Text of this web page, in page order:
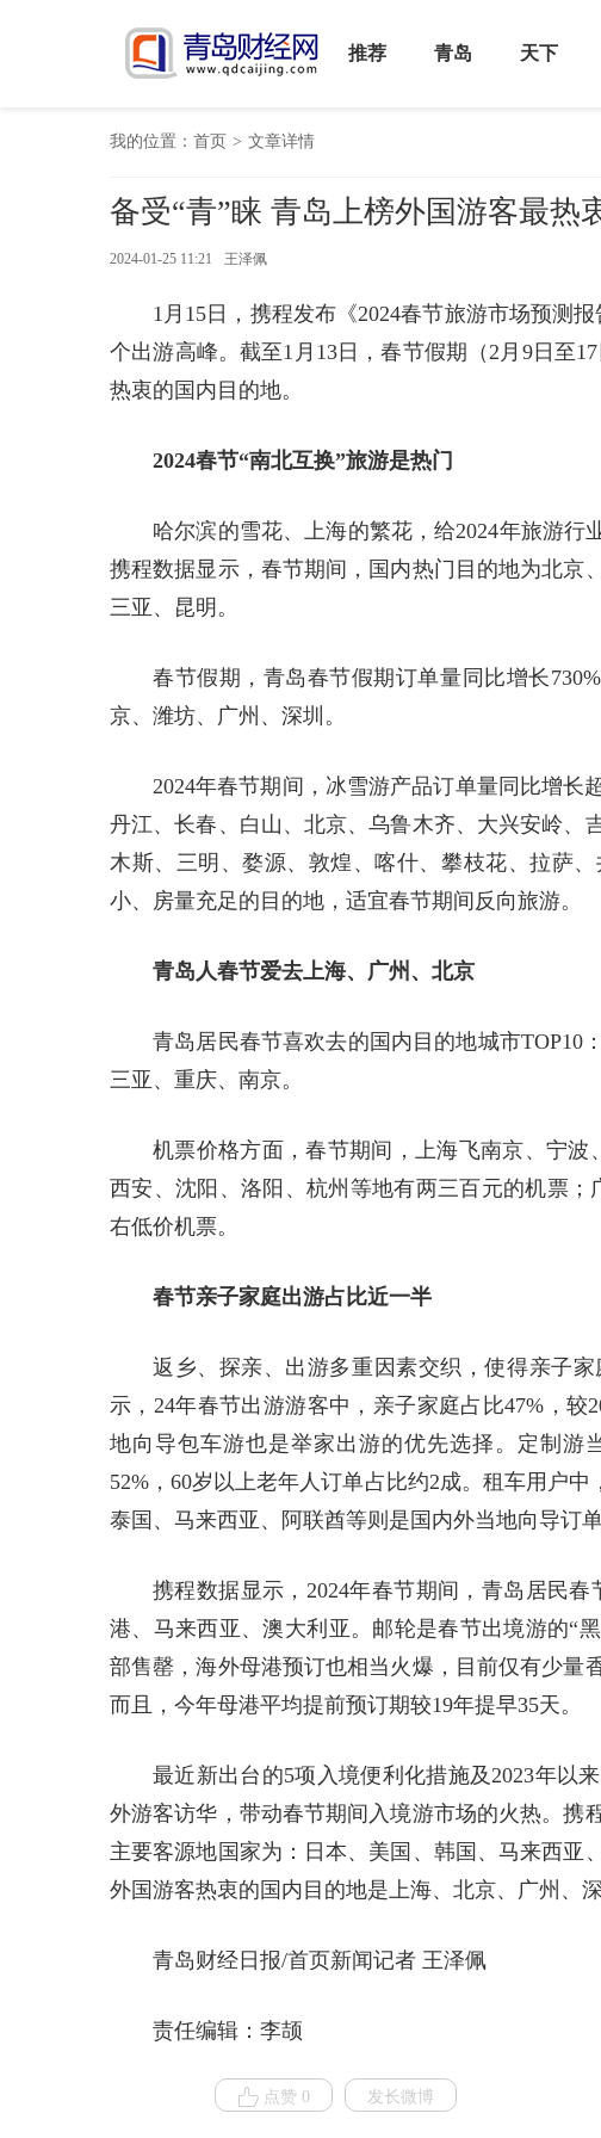
推荐 青岛 天下
我的位置： 首页 > 文章详情
备受“青”睐 青岛上榜外国游客最热
2024-01-25 11:21 王泽佩
1月15日，携程发布《2024春节旅游市场预测
个出游高峰。截至1月13日，春节假期（2月9日至
热衷的国内目的地。
2024春节“南北互换”旅游是热门
哈尔滨的雪花、上海的繁花，给2024年旅游行
携程数据显示，春节期间，国内热门目的地为北京
三亚、昆明。
春节假期，青岛春节假期订单量同比增长
京、潍坊、广州、深圳。
2024年春节期间，冰雪游产品订单量同比增长
丹江、长春、白山、北京、乌鲁木齐、大兴安岭、
木斯、三明、婺源、敦煌、喀什、攀枝花、拉萨
小、房量充足的目的地，适宜春节期间反向旅游。
青岛人春节爱去上海、广州、北京
青岛居民春节喜欢去的国内目的地城市TOP10
三亚、重庆、南京。
机票价格方面，春节期间，上海飞南京、宁
西安、沈阳、洛阳、杭州等地有两三百元的机票
右低价机票。
春节亲子家庭出游占比近一半
返乡、探亲、出游多重因素交织，使得亲子
示，24年春节出游游客中，亲子家庭占比47%，
地向导包车游也是举家出游的优先选择。定制游
52%，60岁以上老年人订单占比约2成。租车用户
泰国、马来西亚、阿联酋等则是国内外当地向导订单
携程数据显示，2024年春节期间，青岛居民
港、马来西亚、澳大利亚。邮轮是春节出境游的“
部售罄，海外母港预订也相当火爆，目前仅有少量
而且，今年母港平均提前预订期较19年提早35天。
最近新出台的5项入境便利化措施及2023年以
外游客访华，带动春节期间入境游市场的火热。携
主要客源地国家为：日本、美国、韩国、马来西亚
外国游客热衷的国内目的地是上海、北京、广州、
青岛财经日报/首页新闻记者 王泽佩
责任编辑：李颉
点赞 0 发长微博